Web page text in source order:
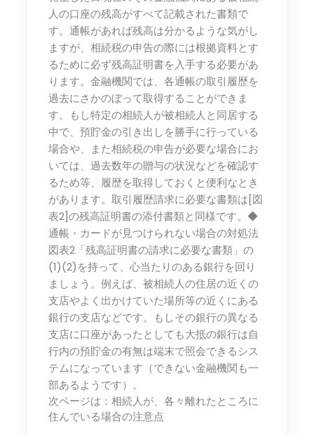
人の口座の残高がすべて記載された書類で
す。通帳があれば残高は分かるような気がし
ますが、相続税の申告の際には根拠資料とす
るために必ず残高証明書を入手する必要があ
ります。金融機関では、各通帳の取引履歴を
過去にさかのぼって取得することができま
す。もし特定の相続人が被相続人と同居する
中で、預貯金の引き出しを勝手に行っている
場合や、また相続税の申告が必要な場合にお
いては、過去数年の贈与の状況などを確認す
るため等、履歴を取得しておくと便利なとき
があります。取引履歴請求に必要な書類は[図
表2]の残高証明書の添付書類と同様です。◆
通帳・カードが見つけられない場合の対処法
図表2「残高証明書の請求に必要な書類」の
(1)(2)を持って、心当たりのある銀行を回り
ましょう。例えば、被相続人の住居の近くの
支店やよく出かけていた場所等の近くにある
銀行の支店などです。もしその銀行の異なる
支店に口座があったとしても大抵の銀行は自
行内の預貯金の有無は端末で照会できるシス
テムになっています（できない金融機関も一
部あるようです）。
次ページは：相続人が、各々離れたところに
住んでいる場合の注意点